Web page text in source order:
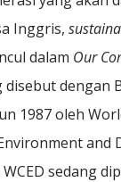
Inggris,
dalam Our
disebut dengan
1987 oleh
and
WCED sedang